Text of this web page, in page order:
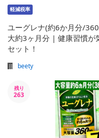
軽減税率
ユーグレナ(約6か月分/
大約3ヶ月分 | 健康習慣が
セット！
beety
残り
263